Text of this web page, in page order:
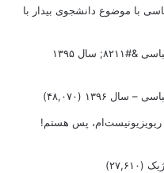
با موضوع دانشجوی بیدار با
سال ۱۳۹۵
– سال ۱۳۹۶ (۴۸,۰۷۰)
(۲۷,۶۱۰)